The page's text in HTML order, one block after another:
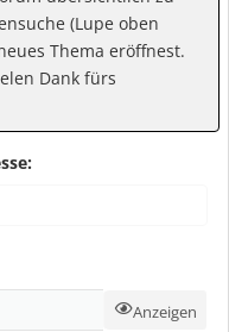
(Lupe oben
Thema eröffnest.
Dank fürs
Anzeigen